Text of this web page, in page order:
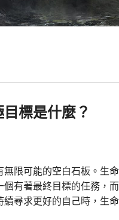
標是什麼？
限可能的空白石板。生
有著最終目標的任務，
尋求更好的自己時，生